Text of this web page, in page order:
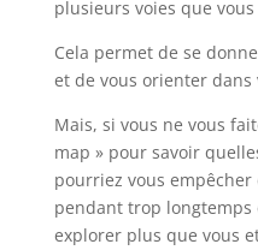
plusieurs voies que
Cela permet de se
et de vous orienter dans
Mais, si vous ne vous
map » pour savoir
pourriez vous empêcher
pendant trop longtemps
explorer plus que vous